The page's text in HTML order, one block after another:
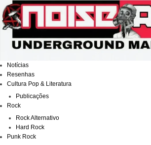
para
o
conteúdo
Notícias
Resenhas
Cultura Pop & Literatura
Publicações
Rock
Rock Alternativo
Hard Rock
Punk Rock